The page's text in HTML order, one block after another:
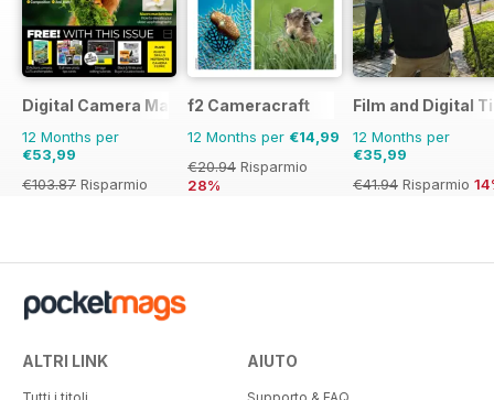
Digital Camera Magazine
12 Months per
€53,99
€103.87 Risparmio
f2 Cameracraft
12 Months per €14,99
€20.94 Risparmio
28%
Film and Digital
12 Months per
€35,99
€41.94 Risparmio
ALTRI LINK AIUTO